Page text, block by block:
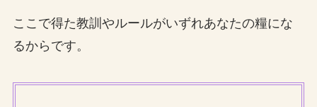
ここで得た教訓やルールがいずれあなたの糧にな
るからです。